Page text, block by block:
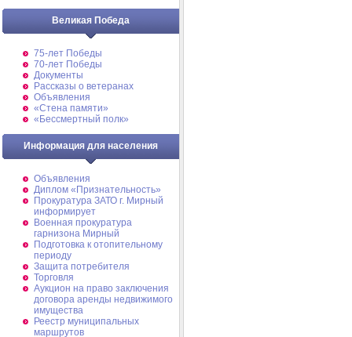
Великая Победа
75-лет Победы
70-лет Победы
Документы
Рассказы о ветеранах
Объявления
«Стена памяти»
«Бессмертный полк»
Информация для населения
Объявления
Диплом «Признательность»
Прокуратура ЗАТО г. Мирный
информирует
Военная прокуратура
гарнизона Мирный
Подготовка к отопительному
периоду
Защита потребителя
Торговля
Аукцион на право заключения
договора аренды недвижимого
имущества
Реестр муниципальных
маршрутов